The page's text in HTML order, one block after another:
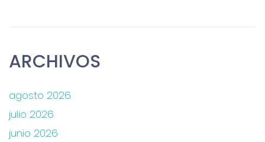
ARCHIVOS
agosto 2026
julio 2026
junio 2026